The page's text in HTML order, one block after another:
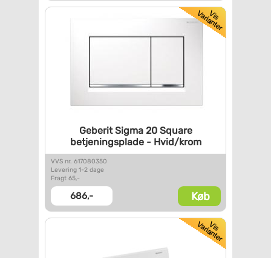
Geberit Sigma 20 Square
betjeningsplade - Hvid/krom
VVS nr. 617080350
Levering 1-2 dage
Fragt 65,-
686,- Køb